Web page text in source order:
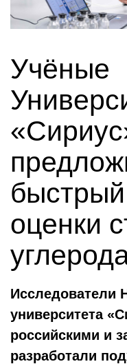
Учёные
оценки
Исследователи
университета
российскими и
разработали